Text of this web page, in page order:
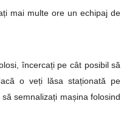
ți mai multe ore un echipaj de
încercați pe cât posibil să
o veți lăsa staționată pe
să semnalizați mașina folosind